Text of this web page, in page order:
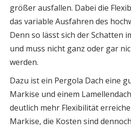
größer ausfallen. Dabei die
das variable Ausfahren des
Denn so lässt sich der Schatten
und muss nicht ganz oder gar
werden.
Dazu ist ein Pergola Dach eine
Markise und einem
deutlich mehr Flexibilität
Markise, die Kosten sind